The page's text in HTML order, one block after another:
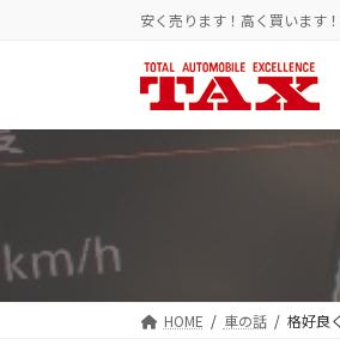
ツ
へ
ッ
プ
シ
ョ
移
動
安く売ります！高く買います
HOME 車の話 格好良